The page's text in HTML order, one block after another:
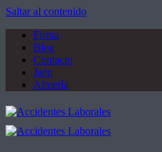
Saltar al contenido
Firma
Blog
Contacto
Jaén
Almería